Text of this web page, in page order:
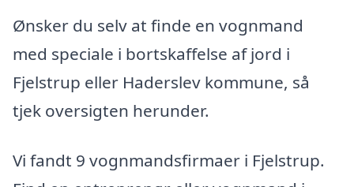
Ønsker du selv at finde en vognmand
med speciale i bortskaffelse af jord i
Fjelstrup eller Haderslev kommune, så
tjek oversigten herunder.
Vi fandt 9 vognmandsfirmaer i Fjelstrup.